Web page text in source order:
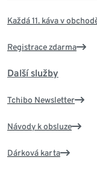
Každá 11. káva v
Registrace zdarma
Další služby
Tchibo Newsletter
Návody k obsluze
Dárková karta